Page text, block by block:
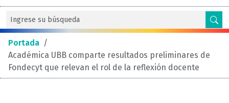
Portada /
Académica UBB comparte resultados preliminares de
Fondecyt que relevan el rol de la reflexión docente